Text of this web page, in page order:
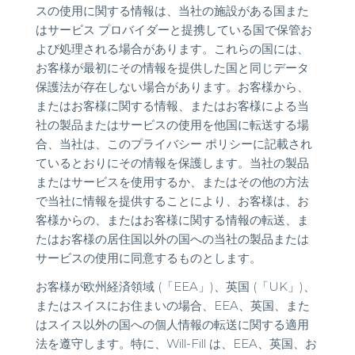
スの使用に関する情報は、当社の施設がある国また
はサービス プロバイダーと提携している国で保管お
よび処理される場合があります。これらの国には、
お客様が最初にその情報を提供した国と同じデータ
保護法が存在しない場合があります。お客様から、
またはお客様に関する情報、またはお客様による当
社の製品またはサービスの使用を他国に転送する場
合、当社は、このプライバシー ポリシーに記載され
ているとおりにその情報を保護します。当社の製品
またはサービスを使用するか、またはその他の方法
で当社に情報を提供することにより、お客様は、お
客様からの、またはお客様に関する情報の転送、ま
たはお客様の居住国以外の国への当社の製品または
サービスの使用に同意するものとします。
お客様が欧州経済領域 (「EEA」)、英国 (「UK」)、
またはスイスにお住まいの場合、EEA、英国、また
はスイス以外の国への個人情報の転送に関する適用
法を遵守します。特に、Will-Fill は、EEA、英国、お